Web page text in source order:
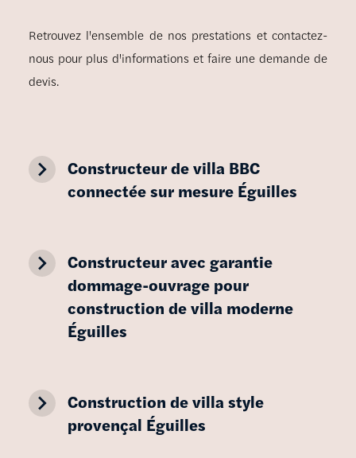
Retrouvez l'ensemble de nos prestations et contactez-
nous pour plus d'informations et faire une demande de
devis.
navigate_next Constructeur de villa BBC
connectée sur mesure Éguilles
navigate_next Constructeur avec garantie
dommage-ouvrage pour
construction de villa moderne
Éguilles
navigate_next Construction de villa style
provençal Éguilles